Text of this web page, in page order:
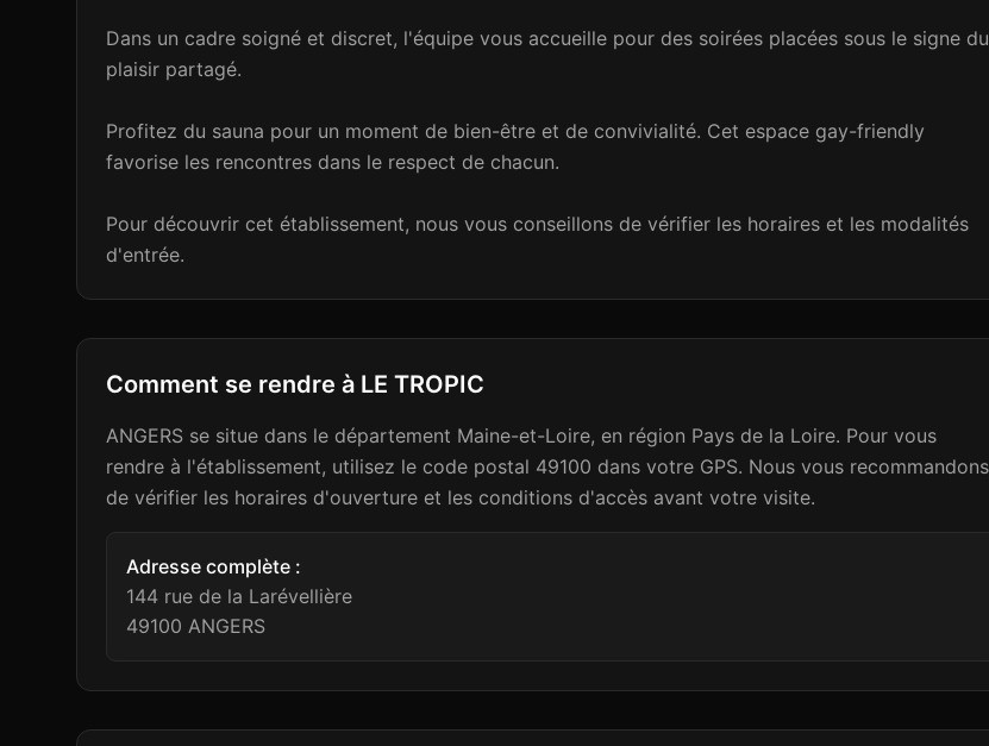
Dans un cadre soigné et discret, l'équipe vous accueille pour des soirées placées sous le signe du
plaisir partagé.
Profitez du sauna pour un moment de bien-être et de convivialité. Cet espace gay-friendly
favorise les rencontres dans le respect de chacun.
Pour découvrir cet établissement, nous vous conseillons de vérifier les horaires et les modalités
d'entrée.
Comment se rendre à LE TROPIC
ANGERS se situe dans le département Maine-et-Loire, en région Pays de la Loire. Pour vous
rendre à l'établissement, utilisez le code postal 49100 dans votre GPS. Nous vous recommandons
de vérifier les horaires d'ouverture et les conditions d'accès avant votre visite.
Adresse complète :
144 rue de la Larévellière
49100 ANGERS